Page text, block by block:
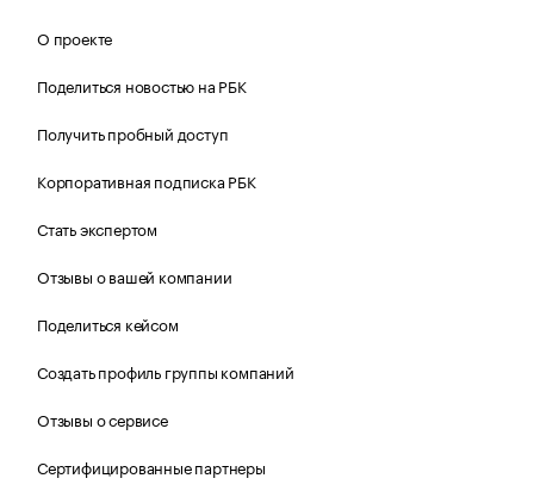
О проекте
Поделиться новостью на РБК
Получить пробный доступ
Корпоративная подписка РБК
Стать экспертом
Отзывы о вашей компании
Поделиться кейсом
Создать профиль группы компаний
Отзывы о сервисе
Сертифицированные партнеры